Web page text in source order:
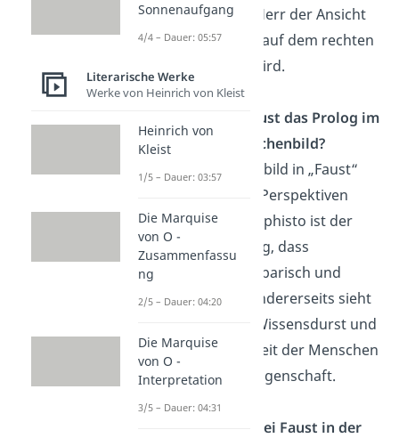
während der Herr der Ansicht
ist, dass Faust auf dem rechten
Weg bleiben wird.
Was ist bei Faust das Prolog im
Himmel Menschenbild?
Das Menschenbild in „Faust“
wird von zwei Perspektiven
betrachtet. Mephisto ist der
festen Meinung, dass
Menschen barbarisch und
töricht sind. Andererseits sieht
der Herr den Wissensdurst und
die Strebsamkeit der Menschen
als eine gute Eigenschaft.
Wie kann ich bei Faust in der
Sonnenaufgang
4/4 – Dauer: 05:57
Literarische Werke
Werke von Heinrich von Kleist
Heinrich von
Kleist
1/5 – Dauer: 03:57
Die Marquise
von O -
Zusammenfassu
ng
2/5 – Dauer: 04:20
Die Marquise
von O -
Interpretation
3/5 – Dauer: 04:31